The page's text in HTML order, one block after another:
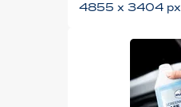
4855 x 3404 px